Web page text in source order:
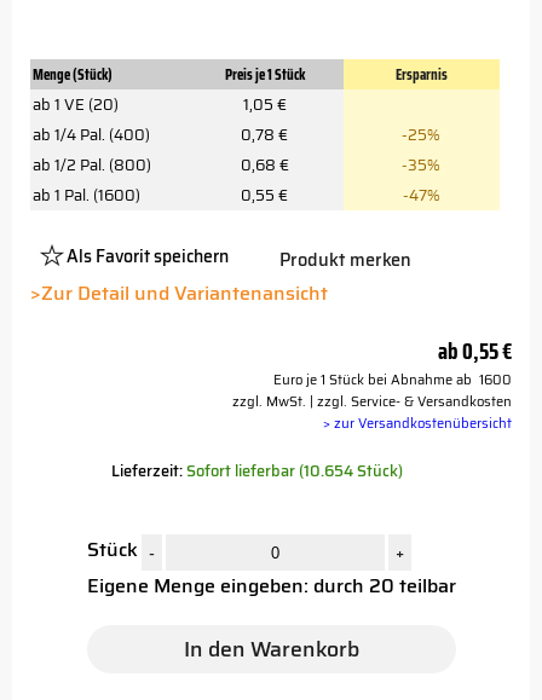
Menge (Stück) Preis je 1 Stück
Ersparnis
ab 1 VE (20)
1,05 €
ab 1/4 Pal. (400)
0,78 €
-25%
ab 1/2 Pal. (800)
0,68 €
-35%
ab 1 Pal. (1600)
0,55 € -47%
Als Favorit speichern
Platzhalter
Button
Produkt merken
>Zur Detail und Variantenansicht
ab0,55 €
Euro je 1 Stück bei Abnahme ab 1600
zzgl. MwSt. | zzgl. Service- & Versandkosten
> zur Versandkostenübersicht
Lieferzeit:Sofort lieferbar (10.654 Stück)
Stück - +
Eigene Menge eingeben: durch 20 teilbar
In den Warenkorb